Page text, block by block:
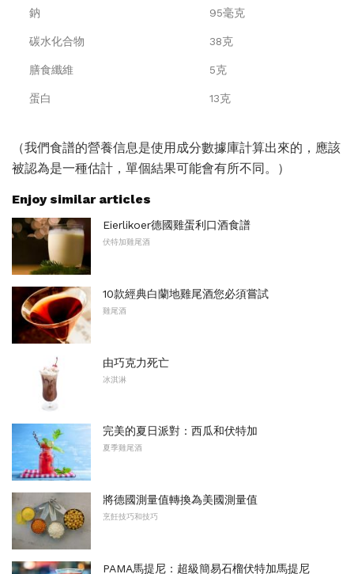
鈉 95毫克
碳水化合物 38克
膳食纖維 5克
蛋白 13克
（我們食譜的營養信息是使用成分數據庫計算出來的，應該
被認為是一種估計，單個結果可能會有所不同。）
Enjoy similar articles
Eierlikoer德國雞蛋利口酒食譜
伏特加雞尾酒
10款經典白蘭地雞尾酒您必須嘗試
雞尾酒
由巧克力死亡
冰淇淋
完美的夏日派對：西瓜和伏特加
夏季雞尾酒
將德國測量值轉換為美國測量值
烹飪技巧和技巧
PAMA馬提尼：超級簡易石榴伏特加馬提尼